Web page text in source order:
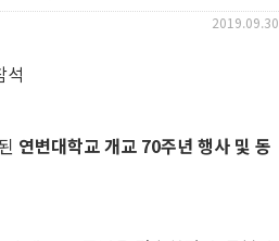
2019.09.30
연변대학교 개교 70주년 행사 및 동